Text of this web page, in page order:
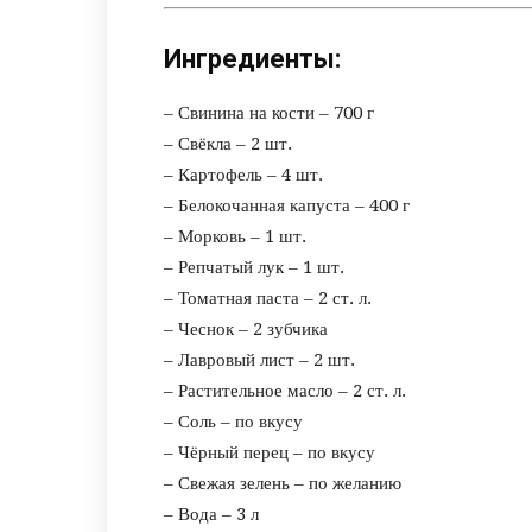
Ингредиенты:
– Свинина на кости – 700 г
– Свёкла – 2 шт.
– Картофель – 4 шт.
– Белокочанная капуста – 400 г
– Морковь – 1 шт.
– Репчатый лук – 1 шт.
– Томатная паста – 2 ст. л.
– Чеснок – 2 зубчика
– Лавровый лист – 2 шт.
– Растительное масло – 2 ст. л.
– Соль – по вкусу
– Чёрный перец – по вкусу
– Свежая зелень – по желанию
– Вода – 3 л